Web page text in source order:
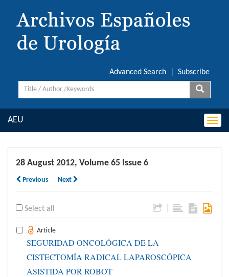
Advanced Search Subscribe
AEU
28 August 2012, Volume 65 Issue 6
Previous Next
Select all
Article
SEGURIDAD ONCOLÓGICA DE LA
CISTECTOMÍA RADICAL LAPAROSCÓPICA
ASISTIDA POR ROBOT